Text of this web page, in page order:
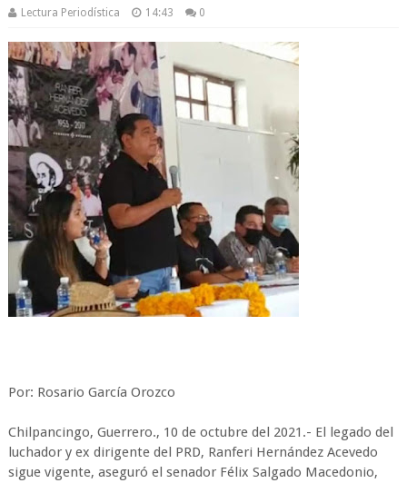
Lectura Periodística 14:43 0
Por: Rosario García Orozco
Chilpancingo, Guerrero., 10 de octubre del 2021.- El legado del
luchador y ex dirigente del PRD, Ranferi Hernández Acevedo
sigue vigente, aseguró el senador Félix Salgado Macedonio,